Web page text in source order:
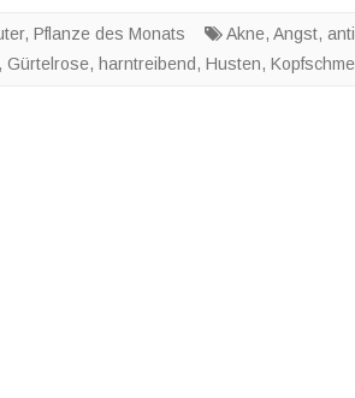
, Pflanze des Monats Akne, Angst,
, Gürtelrose, harntreibend, Husten,